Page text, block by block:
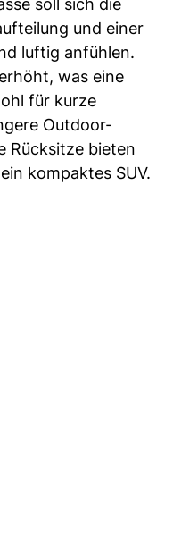
soll sich die
und einer
luftig anfühlen.
was eine
für kurze
Outdoor-
Rücksitze bieten
kompaktes SUV.